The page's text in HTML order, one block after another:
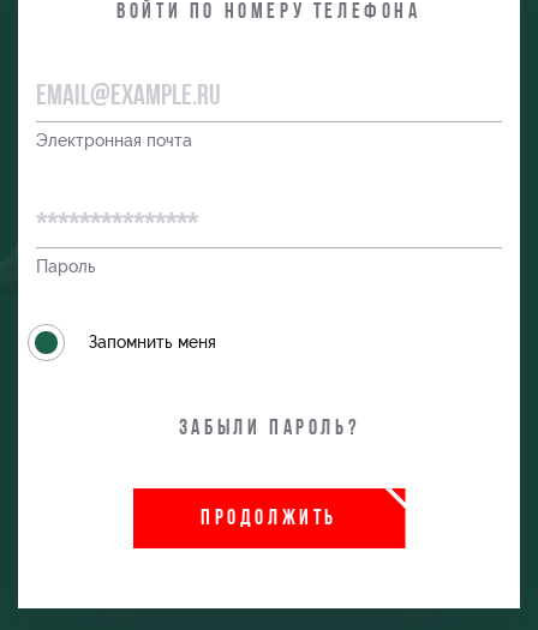
Аренда площадей
Войти по номеру телефона
Электронная почта
Пароль
Запомнить меня
Забыли пароль?
ПРОДОЛЖИТЬ